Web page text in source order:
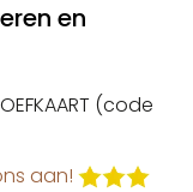
en
(code
aan!